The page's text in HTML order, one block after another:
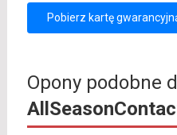
Pobierz kartę
Opony podobne